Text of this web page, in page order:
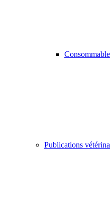
Publications